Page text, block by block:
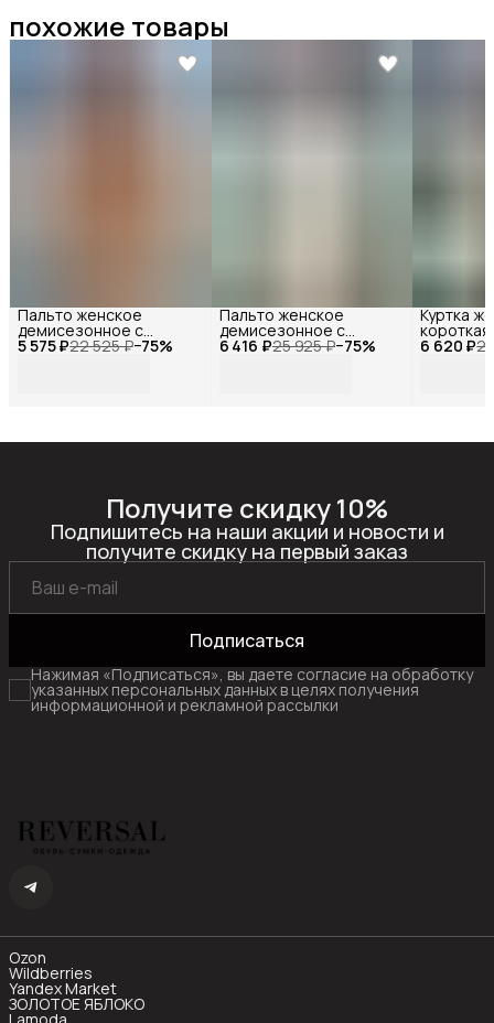
похожие товары
5 575 ₽22 525 ₽−75%
Пальто женское
демисезонное с
капюшоном, Reversal , 6 416 ₽25 925 ₽−75%
Пальто женское
демисезонное с
капюшоном на поясе, 6 620 ₽
Куртка
короткая
черная,
Получите скидку 10%
Подпишитесь на наши акции и новости и
получите скидку на первый заказ
Подписаться
Нажимая «Подписаться», вы даете согласие на обработку
указанных персональных данных в целях получения
информационной и рекламной рассылки
Ozon
Wildberries
Yandex Market
ЗОЛОТОЕ ЯБЛОКО